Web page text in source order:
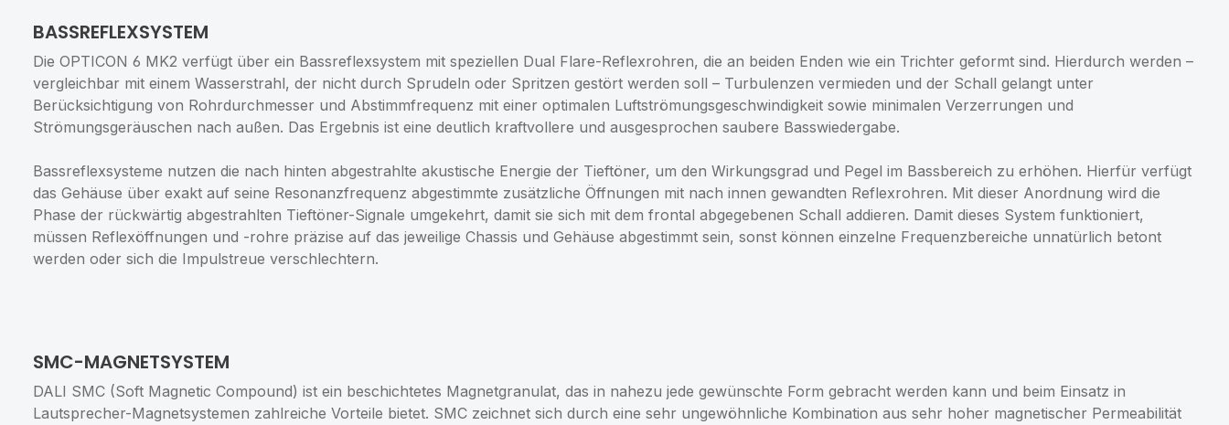
BASSREFLEXSYSTEM
Die OPTICON 6 MK2 verfügt über ein Bassreflexsystem mit speziellen Dual Flare-Reflexrohren, die an beiden Enden wie ein Trichter geformt sind. Hierdurch werden –
vergleichbar mit einem Wasserstrahl, der nicht durch Sprudeln oder Spritzen gestört werden soll – Turbulenzen vermieden und der Schall gelangt unter
Berücksichtigung von Rohrdurchmesser und Abstimmfrequenz mit einer optimalen Luftströmungsgeschwindigkeit sowie minimalen Verzerrungen und
Strömungsgeräuschen nach außen. Das Ergebnis ist eine deutlich kraftvollere und ausgesprochen saubere Basswiedergabe.
Bassreflexsysteme nutzen die nach hinten abgestrahlte akustische Energie der Tieftöner, um den Wirkungsgrad und Pegel im Bassbereich zu erhöhen. Hierfür verfügt
das Gehäuse über exakt auf seine Resonanzfrequenz abgestimmte zusätzliche Öffnungen mit nach innen gewandten Reflexrohren. Mit dieser Anordnung wird die
Phase der rückwärtig abgestrahlten Tieftöner-Signale umgekehrt, damit sie sich mit dem frontal abgegebenen Schall addieren. Damit dieses System funktioniert,
müssen Reflexöffnungen und -rohre präzise auf das jeweilige Chassis und Gehäuse abgestimmt sein, sonst können einzelne Frequenzbereiche unnatürlich betont
werden oder sich die Impulstreue verschlechtern.
SMC-MAGNETSYSTEM
DALI SMC (Soft Magnetic Compound) ist ein beschichtetes Magnetgranulat, das in nahezu jede gewünschte Form gebracht werden kann und beim Einsatz in
Lautsprecher-Magnetsystemen zahlreiche Vorteile bietet. SMC zeichnet sich durch eine sehr ungewöhnliche Kombination aus sehr hoher magnetischer Permeabilität